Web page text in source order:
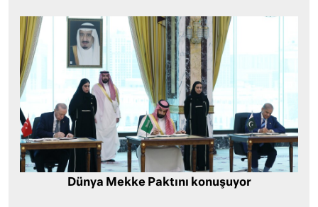
Dünya Mekke Paktını konuşuyor